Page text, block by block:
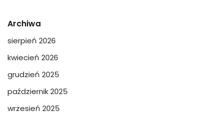
Archiwa
sierpień 2026
kwiecień 2026
grudzień 2025
październik 2025
wrzesień 2025